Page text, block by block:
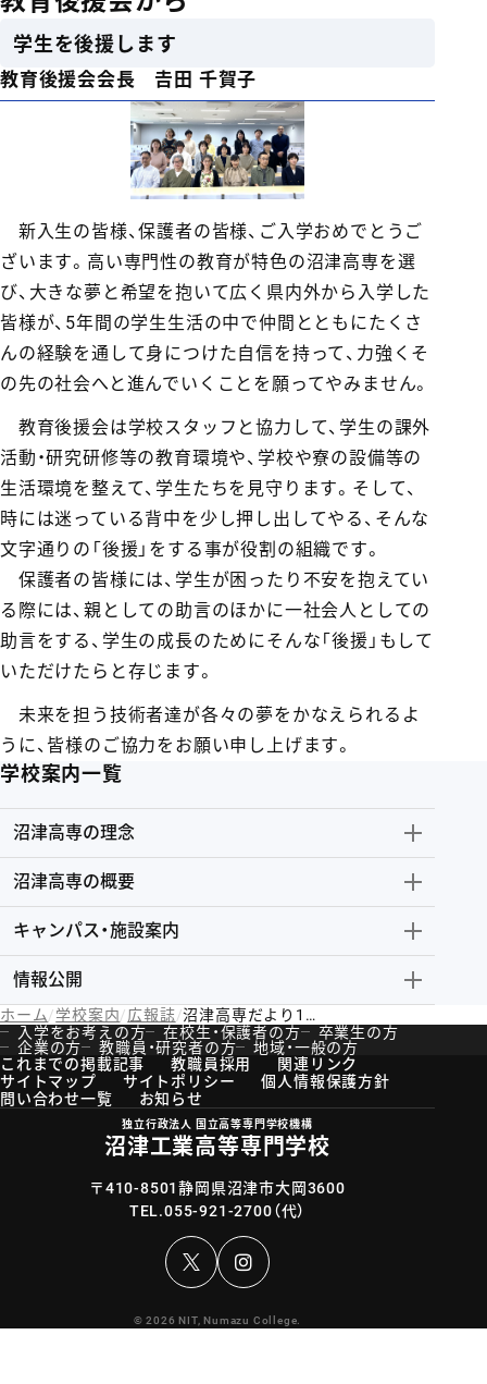
学生を後援します
教育後援会会長 𠮷田 千賀子
新入生の皆様、保護者の皆様、ご入学おめでとうご
ざいます。高い専門性の教育が特色の沼津高専を選
び、大きな夢と希望を抱いて広く県内外から入学した
皆様が、5年間の学生生活の中で仲間とともにたくさ
んの経験を通して身につけた自信を持って、力強くそ
の先の社会へと進んでいくことを願ってやみません。
教育後援会は学校スタッフと協力して、学生の課外
活動・研究研修等の教育環境や、学校や寮の設備等の
生活環境を整えて、学生たちを見守ります。そして、
時には迷っている背中を少し押し出してやる、そんな
文字通りの「後援」をする事が役割の組織です。
保護者の皆様には、学生が困ったり不安を抱えてい
る際には、親としての助言のほかに一社会人としての
助言をする、学生の成長のためにそんな「後援」もして
いただけたらと存じます。
未来を担う技術者達が各々の夢をかなえられるよ
うに、皆様のご協力をお願い申し上げます。
学校案内一覧
沼津高専の理念
沼津高専の概要
キャンパス・施設案内
情報公開
ホーム 学校案内 広報誌
沼津高専だより125号
入学をお考えの方
在校生・保護者の方
卒業生の方
企業の方
教職員・研究者の方
地域・一般の方
これまでの掲載記事
教職員採用
関連リンク
サイトマップ
サイトポリシー
個人情報保護方針
問い合わせ一覧
お知らせ
独立行政法人 国立高等専門学校機構
沼津工業高等専門学校
〒410-8501静岡県沼津市大岡3600
TEL.055-921-2700（代）
Instagram
© 2026 NIT, Numazu College.